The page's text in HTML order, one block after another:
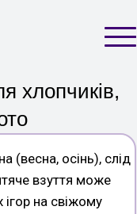
хлопчиків,
(весна, осінь), слід
взуття може
ігор на свіжому